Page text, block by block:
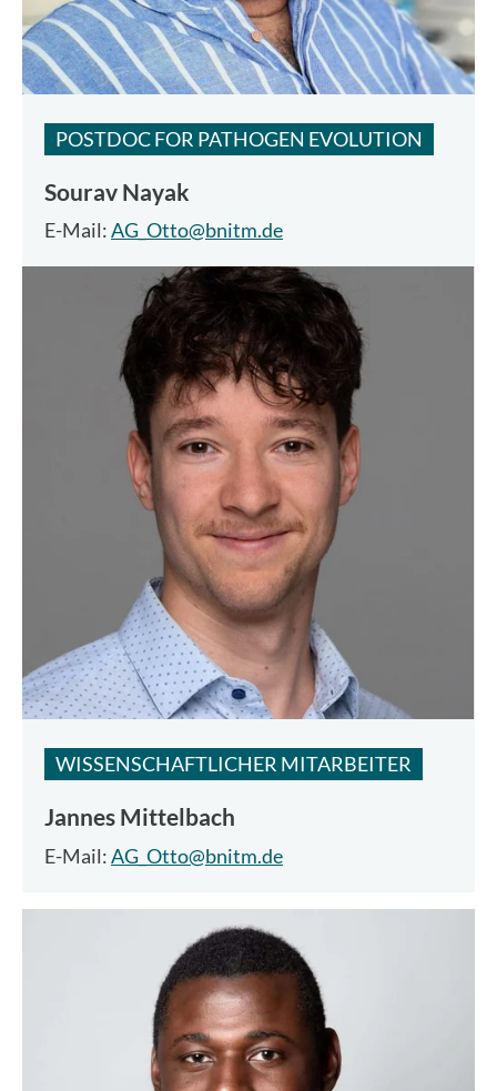
POSTDOC FOR PATHOGEN EVOLUTION
Sourav Nayak
E-Mail:AG_Otto@bnitm.de
WISSENSCHAFTLICHER MITARBEITER
Jannes Mittelbach
E-Mail:AG_Otto@bnitm.de